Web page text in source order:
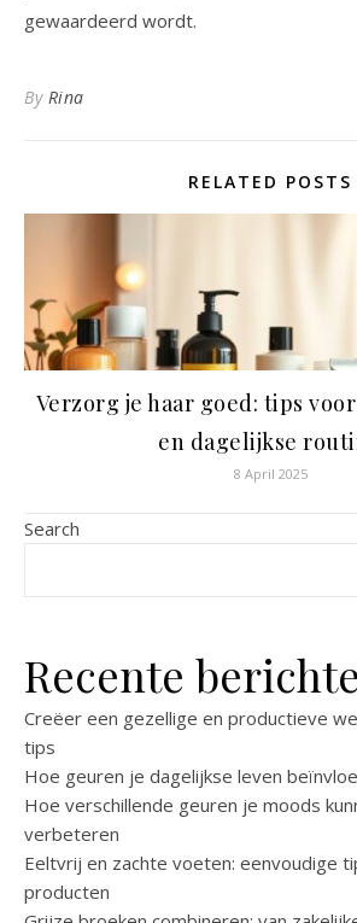
gewaardeerd wordt.
By Rina
RELATED POSTS
Verzorg je haar goed: tips
en dagelijkse
8 April 2025
Search
Recente
Creëer een gezellige en productieve
tips
Hoe geuren je dagelijkse leven
Hoe verschillende geuren je moods
verbeteren
Eeltvrij en zachte voeten: eenvoudige
producten